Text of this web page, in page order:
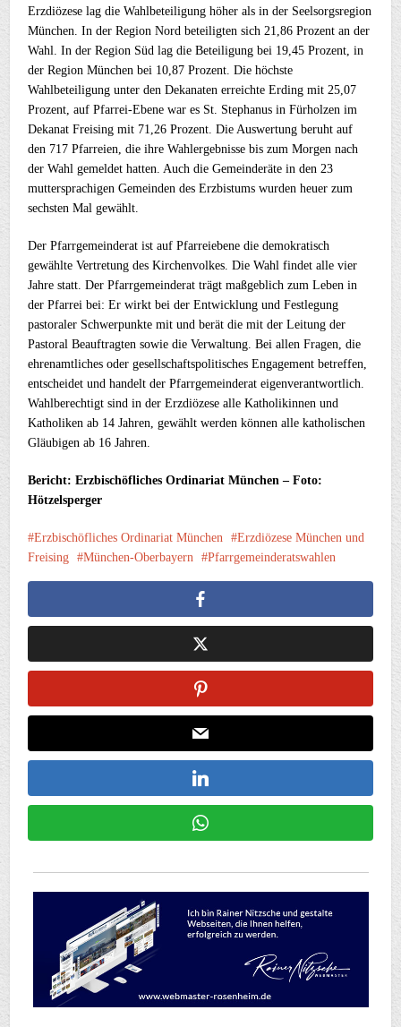
Erzdiözese lag die Wahlbeteiligung höher als in der Seelsorgsregion
München. In der Region Nord beteiligten sich 21,86 Prozent an der
Wahl. In der Region Süd lag die Beteiligung bei 19,45 Prozent, in
der Region München bei 10,87 Prozent. Die höchste
Wahlbeteiligung unter den Dekanaten erreichte Erding mit 25,07
Prozent, auf Pfarrei-Ebene war es St. Stephanus in Fürholzen im
Dekanat Freising mit 71,26 Prozent. Die Auswertung beruht auf
den 717 Pfarreien, die ihre Wahlergebnisse bis zum Morgen nach
der Wahl gemeldet hatten. Auch die Gemeinderäte in den 23
muttersprachigen Gemeinden des Erzbistums wurden heuer zum
sechsten Mal gewählt.
Der Pfarrgemeinderat ist auf Pfarreiebene die demokratisch
gewählte Vertretung des Kirchenvolkes. Die Wahl findet alle vier
Jahre statt. Der Pfarrgemeinderat trägt maßgeblich zum Leben in
der Pfarrei bei: Er wirkt bei der Entwicklung und Festlegung
pastoraler Schwerpunkte mit und berät die mit der Leitung der
Pastoral Beauftragten sowie die Verwaltung. Bei allen Fragen, die
ehrenamtliches oder gesellschaftspolitisches Engagement betreffen,
entscheidet und handelt der Pfarrgemeinderat eigenverantwortlich.
Wahlberechtigt sind in der Erzdiözese alle Katholikinnen und
Katholiken ab 14 Jahren, gewählt werden können alle katholischen
Gläubigen ab 16 Jahren.
Bericht: Erzbischöfliches Ordinariat München – Foto:
Hötzelsperger
Erzbischöfliches Ordinariat München
Erzdiözese München und
Freising
München-Oberbayern Pfarrgemeinderatswahlen